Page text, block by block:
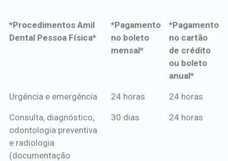
*Procedimentos Amil
Dental Pessoa Física*
*Pagamento
no boleto
mensal*
*Pagamento
no cartão
de crédito
ou boleto
anual*
*Procedimentos Amil
*Pagamento
mensal*
*Pagamento
de crédito
Urgência e emergência 24 horas 24 horas
Consulta, diagnóstico,
odontologia preventiva
e radiologia
(documentação
30 dias 24 horas